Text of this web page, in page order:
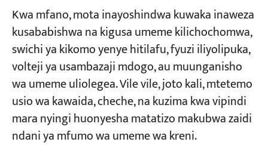
Miradi
Blogu
Habari
Maombi
Sehemu ya 2: Kushindwa kwa Mfumo wa
Udhibiti na Mzunguko
1. Kisu cha Kisanduku cha Ulinzi Kimefungwa
→ Vipu vya Fuse vya Mzunguko wa Kudhibiti
2. Safari za Relay za Mkondo wa Juu Wakati
Kidhibiti Kinapohusika
3. Kiunganishi Kikuu Hushirikisha → Milipuko
Kwa mfano, mota inayoshindwa kuwaka inaweza
kusababishwa na kigusa umeme kilichochomwa,
swichi ya kikomo yenye hitilafu, fyuzi iliyolipuka,
volteji ya usambazaji mdogo, au muunganisho
wa umeme uliolegea. Vile vile, joto kali, mtetemo
usio wa kawaida, cheche, na kuzima kwa vipindi
mara nyingi huonyesha matatizo makubwa zaidi
ndani ya mfumo wa umeme wa kreni.